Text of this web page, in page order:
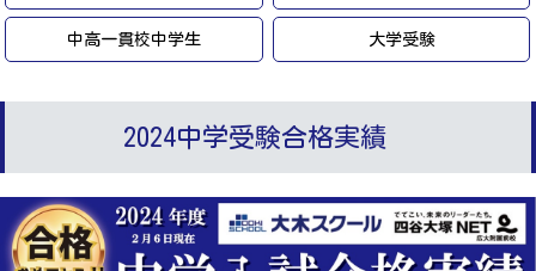
中高一貫校中学生 大学受験
2024中学受験合格実績